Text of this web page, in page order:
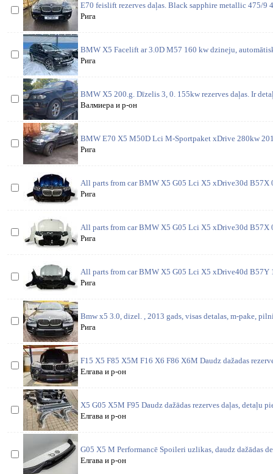
E70 feislift rezerves daļas. Black sapphire metallic 475/9
Рига
BMW X5 Facelift ar 3.0D M57 160 kw dzineju,
Рига
BMW X5 200.g. Dīzelis 3, 0. 155kw rezerves daļas. Ir
Валмиера и р-он
BMW E70 X5 M50D Lci M-Sportpaket xDrive 280kw
Рига
All parts from car BMW X5 G05 Lci X5 xDrive30d B57X
Рига
All parts from car BMW X5 G05 Lci X5 xDrive30d B57X
Рига
All parts from car BMW X5 G05 Lci X5 xDrive40d B57Y
Рига
Bmw x5 3.0, dizel. , 2013 gads, visas detalas, m-pake,
Рига
F15 X5 F85 X5M F16 X6 F86 X6M Daudz dažadas
Елгава и р-он
X5 G05 X5M F95 Daudz dažādas rezerves daļas, detaļu
Елгава и р-он
G05 X5 M Performancē Spoileri uzlikas, daudz dažādas
Елгава и р-он